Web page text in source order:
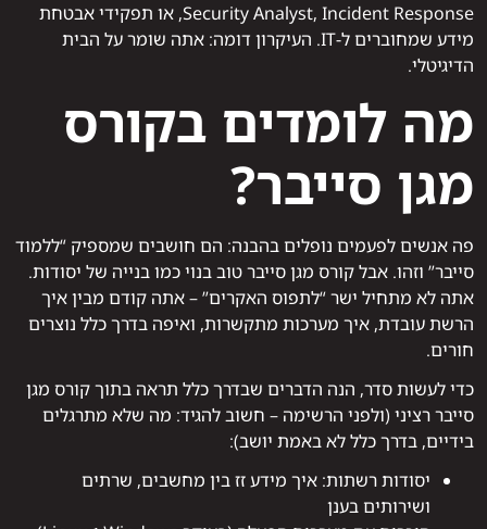
Security Analyst, Incident Response, או תפקידי אבטחת
מידע שמחוברים ל-IT. העיקרון דומה: אתה שומר על הבית
הדיגיטלי.
מה לומדים בקורס
מגן סייבר?
פה אנשים לפעמים נופלים בהבנה: הם חושבים שמספיק “ללמוד
סייבר” וזהו. אבל קורס מגן סייבר טוב בנוי כמו בנייה של יסודות.
אתה לא מתחיל ישר “לתפוס האקרים” – אתה קודם מבין איך
הרשת עובדת, איך מערכות מתקשרות, ואיפה בדרך כלל נוצרים
חורים.
כדי לעשות סדר, הנה הדברים שבדרך כלל תראה בתוך קורס מגן
סייבר רציני (ולפני הרשימה – חשוב להגיד: מה שלא מתרגלים
בידיים, בדרך כלל לא באמת יושב):
יסודות רשתות: איך מידע זז בין מחשבים, שרתים
ושירותים בענן